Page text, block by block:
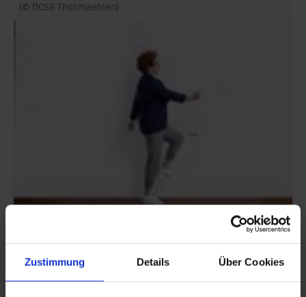
Zustimmung Details Über Cookies
(© DOSB Thormaehlen)
Ausdauertest
(© DOSB Thormaehlen)